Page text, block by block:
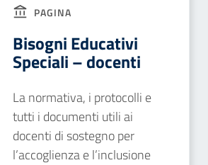
PAGINA
Bisogni Educativi
Speciali – docenti
La normativa, i protocolli e
tutti i documenti utili ai
docenti di sostegno per
l’accoglienza e l’inclusione